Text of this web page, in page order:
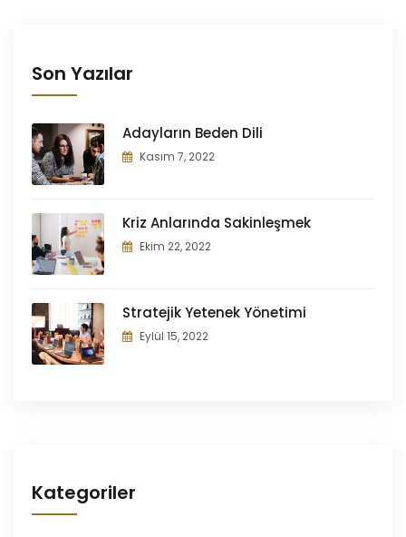
Son Yazılar
Adayların Beden Dili
Kasım 7, 2022
Kriz Anlarında Sakinleşmek
Ekim 22, 2022
Stratejik Yetenek Yönetimi
Eylül 15, 2022
Kategoriler